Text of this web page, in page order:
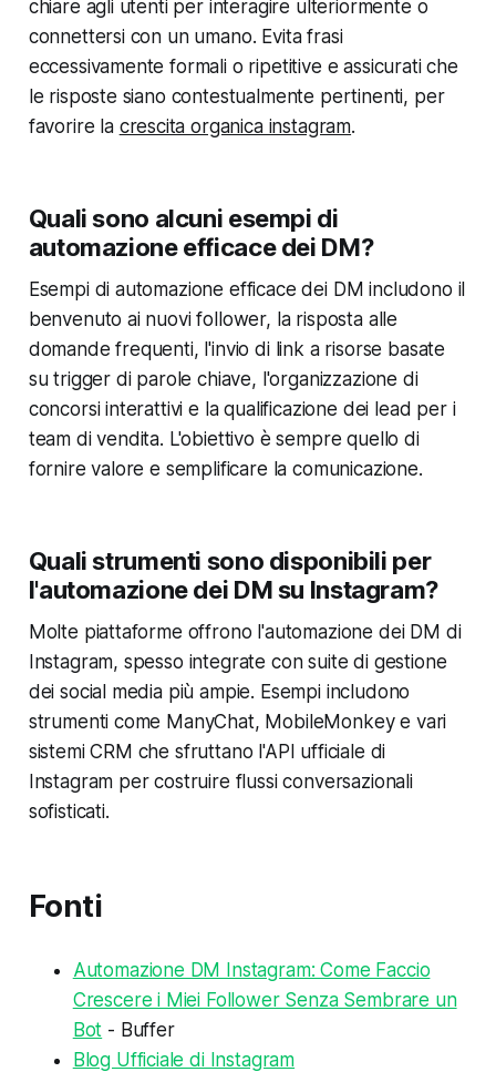
chiare agli utenti per interagire ulteriormente o
connettersi con un umano. Evita frasi
eccessivamente formali o ripetitive e assicurati che
le risposte siano contestualmente pertinenti, per
favorire la crescita organica instagram.
Quali sono alcuni esempi di
automazione efficace dei DM?
Esempi di automazione efficace dei DM includono il
benvenuto ai nuovi follower, la risposta alle
domande frequenti, l'invio di link a risorse basate
su trigger di parole chiave, l'organizzazione di
concorsi interattivi e la qualificazione dei lead per i
team di vendita. L'obiettivo è sempre quello di
fornire valore e semplificare la comunicazione.
Quali strumenti sono disponibili per
l'automazione dei DM su Instagram?
Molte piattaforme offrono l'automazione dei DM di
Instagram, spesso integrate con suite di gestione
dei social media più ampie. Esempi includono
strumenti come ManyChat, MobileMonkey e vari
sistemi CRM che sfruttano l'API ufficiale di
Instagram per costruire flussi conversazionali
sofisticati.
Fonti
Automazione DM Instagram: Come Faccio
Crescere i Miei Follower Senza Sembrare un
Bot - Buffer
Blog Ufficiale di Instagram